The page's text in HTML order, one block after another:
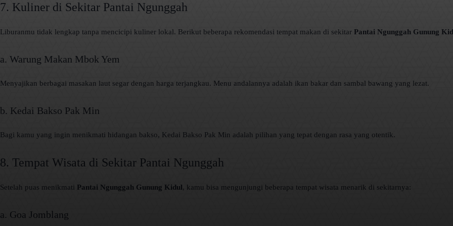
7. Kuliner di Sekitar Pantai Ngunggah
Liburanmu tidak lengkap tanpa mencicipi kuliner lokal. Berikut beberapa rekomendasi tempat makan di sekitar Pantai Ngunggah Gunung
a. Warung Makan Mbok Yem
Menyajikan berbagai masakan laut segar dengan harga terjangkau. Menu andalannya adalah ikan bakar dan sambal bawang yang lezat.
b. Kedai Bakso Pak Min
Bagi kamu yang ingin menikmati hidangan bakso, Kedai Bakso Pak Min adalah pilihan yang tepat dengan rasa yang otentik.
8. Tempat Wisata di Sekitar Pantai Ngunggah
Setelah puas menikmati Pantai Ngunggah Gunung Kidul, kamu bisa mengunjungi beberapa tempat wisata menarik di sekitarnya:
a. Goa Jomblang